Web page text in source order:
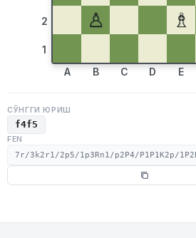
2
1
♙
♗
A B C D E
СЎНГГИ ЮРИШ
f4f5
FEN
7r/3k2r1/2p5/1p3Rn1/p2P4/P1P1K2p/